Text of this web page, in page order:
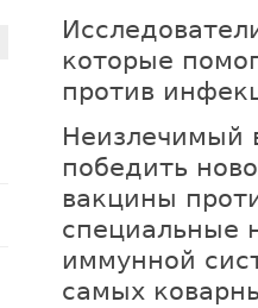
которые
против
Неизлечимый
победить
вакцины
специальные
иммунной
самых